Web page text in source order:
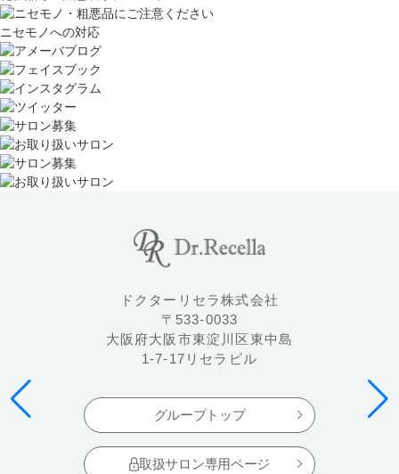
ニセモノへの対応
ドクターリセラ株式会社
〒533-0033
大阪府大阪市東淀川区東中島
1-7-17リセラビル
グループトップ
取扱サロン専用ページ